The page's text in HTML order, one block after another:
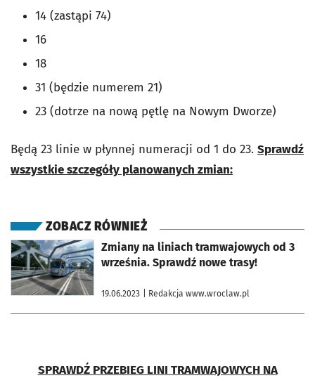
14 (zastąpi 74)
16
18
31 (będzie numerem 21)
23 (dotrze na nową pętlę na Nowym Dworze)
Będą 23 linie w płynnej numeracji od 1 do 23. Sprawdź
wszystkie szczegóły planowanych zmian:
ZOBACZ RÓWNIEŻ
Zmiany na liniach tramwajowych od 3
września. Sprawdź nowe trasy!
19.06.2023 | Redakcja www.wroclaw.pl
otworzy się w nowej karcie
SPRAWDŹ PRZEBIEG LINI TRAMWAJOWYCH NA